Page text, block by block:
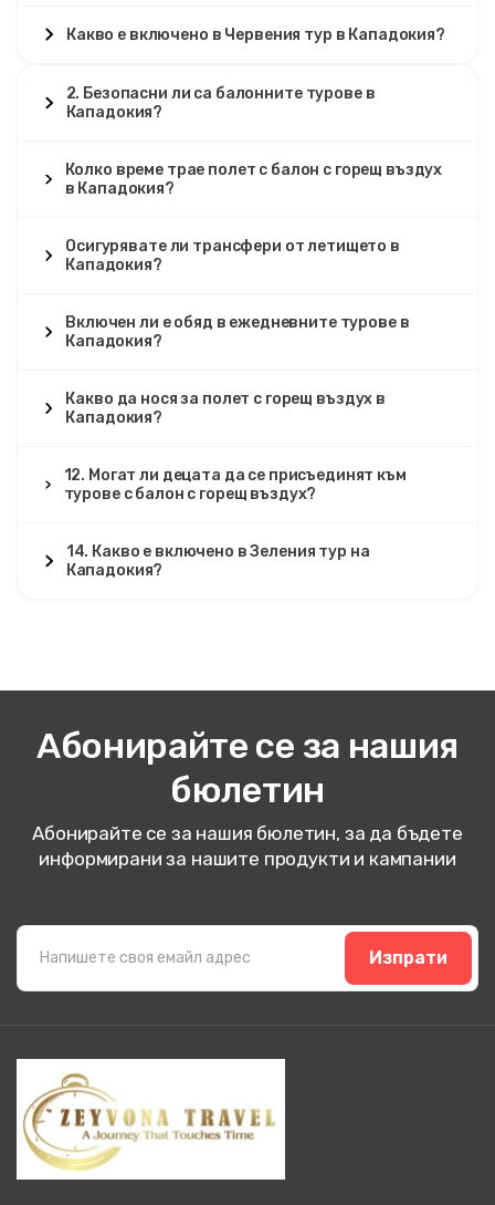
Какво е включено в Червения тур в Кападокия?
2. Безопасни ли са балонните турове в
Кападокия?
Колко време трае полет с балон с горещ въздух
в Кападокия?
Осигурявате ли трансфери от летището в
Кападокия?
Включен ли е обяд в ежедневните турове в
Кападокия?
Какво да нося за полет с горещ въздух в
Кападокия?
12. Могат ли децата да се присъединят към
турове с балон с горещ въздух?
14. Какво е включено в Зеления тур на
Кападокия?
Абонирайте се за нашия
бюлетин
Абонирайте се за нашия бюлетин, за да бъдете
информирани за нашите продукти и кампании
Изпрати